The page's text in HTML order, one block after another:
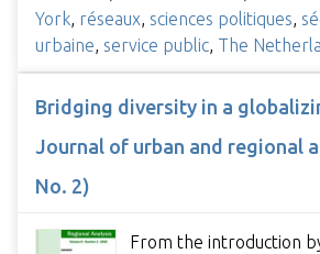
York réseaux sciences politiques
urbaine service public The
Bridging diversity in a
Journal of urban and regional
No. 2)
From the introduction